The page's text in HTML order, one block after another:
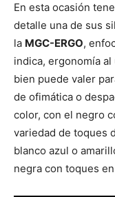
En esta ocasión
detalle una de sus
la MGC-ERGO,
indica, ergonomía
bien puede valer
de ofimática o
color, con el negro
variedad de toques
blanco azul o
negra con toques